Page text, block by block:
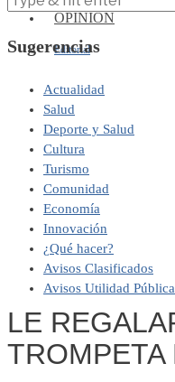
OPINIÓN
Editorial
Sugerencias
Actualidad
Salud
Deporte y Salud
Cultura
Turismo
Comunidad
Economía
Innovación
¿Qué hacer?
Avisos Clasificados
Avisos Utilidad Pública
LE
TROMPETA